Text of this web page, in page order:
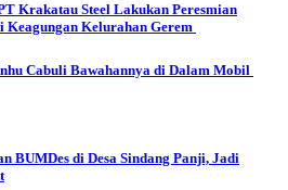
Krakatau Steel Lakukan Peresmian
Keagungan Kelurahan Gerem
Cabuli Bawahannya di Dalam Mobil
BUMDes di Desa Sindang Panji, Jadi